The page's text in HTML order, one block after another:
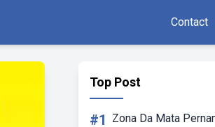
Contact
Top Post
#1 Zona Da Mata